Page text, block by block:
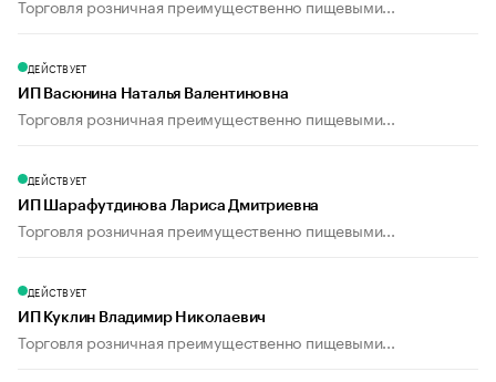
Торговля розничная преимущественно пищевыми...
ДЕЙСТВУЕТ
ИП Васюнина Наталья Валентиновна
Торговля розничная преимущественно пищевыми...
ДЕЙСТВУЕТ
ИП Шарафутдинова Лариса Дмитриевна
Торговля розничная преимущественно пищевыми...
ДЕЙСТВУЕТ
ИП Куклин Владимир Николаевич
Торговля розничная преимущественно пищевыми...